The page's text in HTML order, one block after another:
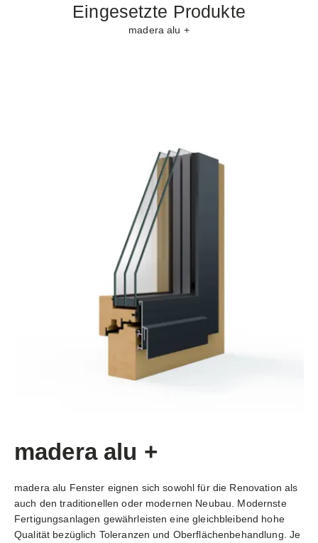
Eingesetzte Produkte
madera alu +
madera alu +
madera alu Fenster eignen sich sowohl für die Renovation als
auch den traditionellen oder modernen Neubau. Modernste
Fertigungsanlagen gewährleisten eine gleichbleibend hohe
Qualität bezüglich Toleranzen und Oberflächenbehandlung. Je